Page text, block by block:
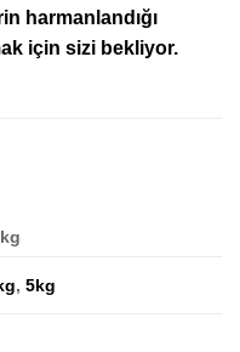
harmanlandığı
için sizi bekliyor.
,5kg